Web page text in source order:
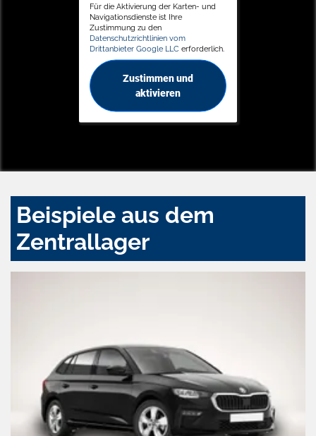
Für die Aktivierung der Karten- und
Navigationsdienste ist Ihre
Zustimmung zu den
Datenschutzrichtlinien vom
Drittanbieter Google LLC erforderlich.
Zustimmen und
aktivieren
Beispiele aus dem
Zentrallager